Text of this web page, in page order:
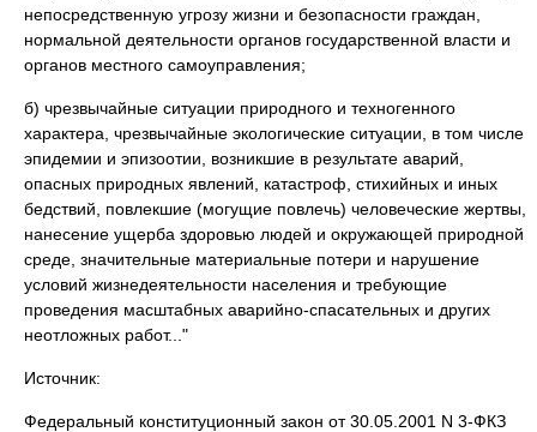
непосредственную угрозу жизни и безопасности граждан,
нормальной деятельности органов государственной власти и
органов местного самоуправления;
б) чрезвычайные ситуации природного и техногенного
характера, чрезвычайные экологические ситуации, в том числе
эпидемии и эпизоотии, возникшие в результате аварий,
опасных природных явлений, катастроф, стихийных и иных
бедствий, повлекшие (могущие повлечь) человеческие жертвы,
нанесение ущерба здоровью людей и окружающей природной
среде, значительные материальные потери и нарушение
условий жизнедеятельности населения и требующие
проведения масштабных аварийно-спасательных и других
неотложных работ..."
Источник:
Федеральный конституционный закон от 30.05.2001 N 3-ФКЗ